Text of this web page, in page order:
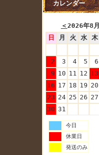
カレンダー
＜2026年8月
日
月 火 水 木
2
3 4 5 6
9 10 11 12 13
16 17 18 19 20
23 24 25 26 27
30 31
今日
休業日
発送のみ